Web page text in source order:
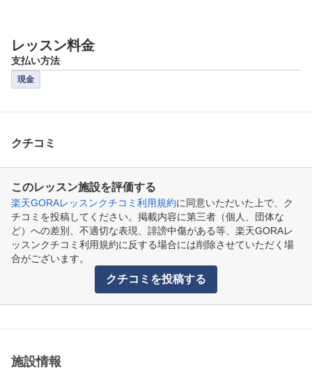
レッスン料金
支払い方法
現金
クチコミ
このレッスン施設を評価する
楽天GORAレッスンクチコミ利用規約に同意いただいた上で、ク
チコミを投稿してください。掲載内容に第三者（個人、団体な
ど）への差別、不適切な表現、誹謗中傷がある等、楽天GORAレ
ッスンクチコミ利用規約に反する場合には削除させていただく場
合がございます。
クチコミを投稿する
施設情報